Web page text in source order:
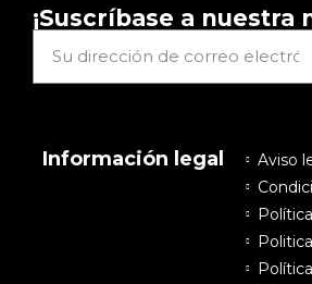
¡Suscríbase a nuestra
Información legal
Aviso